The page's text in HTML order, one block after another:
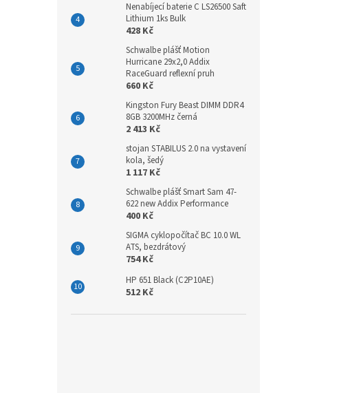
Nenabíjecí baterie C LS26500 Saft
Lithium 1ks Bulk
428 Kč
Schwalbe plášť Motion
Hurricane 29x2,0 Addix
RaceGuard reflexní pruh
660 Kč
Kingston Fury Beast DIMM DDR4
8GB 3200MHz černá
2 413 Kč
stojan STABILUS 2.0 na vystavení
kola, šedý
1 117 Kč
Schwalbe plášť Smart Sam 47-
622 new Addix Performance
400 Kč
SIGMA cyklopočítač BC 10.0 WL
ATS, bezdrátový
754 Kč
HP 651 Black (C2P10AE)
512 Kč